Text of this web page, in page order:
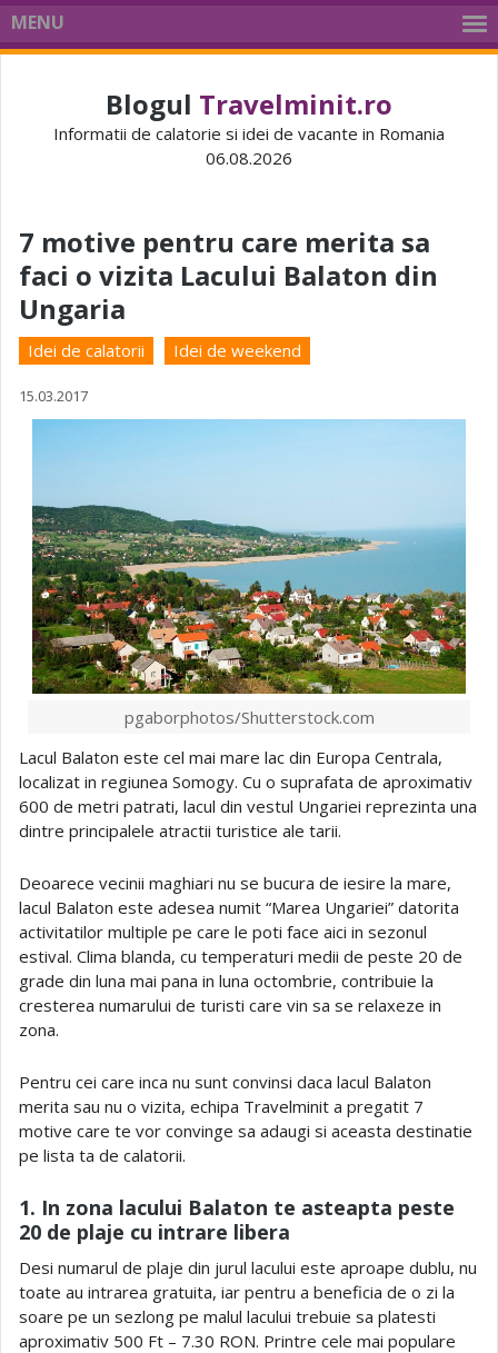
MENU
Blogul Travelminit.ro
Informatii de calatorie si idei de vacante in Romania
06.08.2026
7 motive pentru care merita sa
faci o vizita Lacului Balaton din
Ungaria
Idei de calatorii Idei de weekend
15.03.2017
pgaborphotos/Shutterstock.com
Lacul Balaton este cel mai mare lac din Europa Centrala,
localizat in regiunea Somogy. Cu o suprafata de aproximativ
600 de metri patrati, lacul din vestul Ungariei reprezinta una
dintre principalele atractii turistice ale tarii.
Deoarece vecinii maghiari nu se bucura de iesire la mare,
lacul Balaton este adesea numit “Marea Ungariei” datorita
activitatilor multiple pe care le poti face aici in sezonul
estival. Clima blanda, cu temperaturi medii de peste 20 de
grade din luna mai pana in luna octombrie, contribuie la
cresterea numarului de turisti care vin sa se relaxeze in
zona.
Pentru cei care inca nu sunt convinsi daca lacul Balaton
merita sau nu o vizita, echipa Travelminit a pregatit 7
motive care te vor convinge sa adaugi si aceasta destinatie
pe lista ta de calatorii.
1. In zona lacului Balaton te asteapta peste
20 de plaje cu intrare libera
Desi numarul de plaje din jurul lacului este aproape dublu, nu
toate au intrarea gratuita, iar pentru a beneficia de o zi la
soare pe un sezlong pe malul lacului trebuie sa platesti
aproximativ 500 Ft – 7.30 RON. Printre cele mai populare